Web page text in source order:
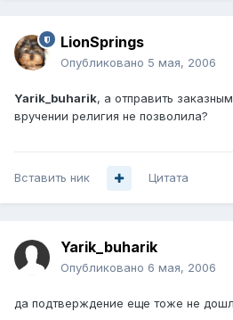
LionSprings
Опубликовано 5 мая, 2006
Yarik_buharik, а отправить
вручении религия не позволила?
Вставить ник Цитата
Yarik_buharik
Опубликовано 6 мая, 2006
да подтверждение еще тоже не